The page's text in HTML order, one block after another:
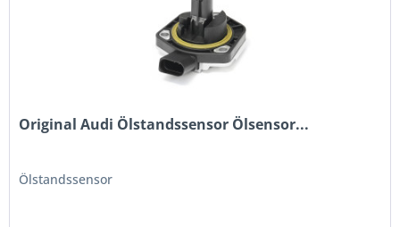
Original Audi Ölstandssensor Ölsensor...
Ölstandssensor